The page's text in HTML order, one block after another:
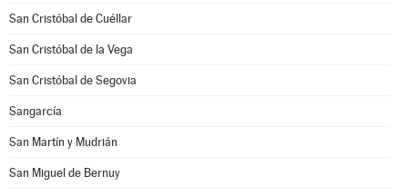
San Cristóbal de Cuéllar
San Cristóbal de la Vega
San Cristóbal de Segovia
Sangarcía
San Martín y Mudrián
San Miguel de Bernuy